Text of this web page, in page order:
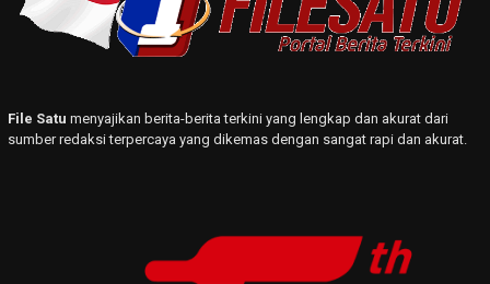
File Satu menyajikan berita-berita terkini yang lengkap dan akurat dari
sumber redaksi terpercaya yang dikemas dengan sangat rapi dan akurat.